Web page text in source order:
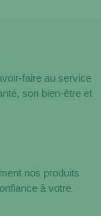
faire au service
son bien-être et
nos produits
à votre